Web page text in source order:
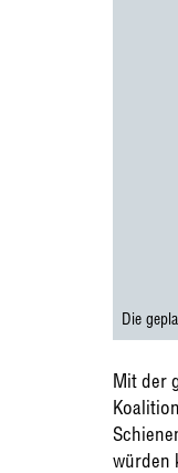
Die
Mit der
würden